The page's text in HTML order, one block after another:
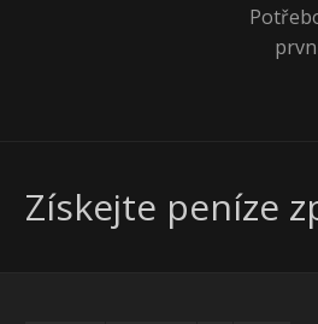
Získejte peníze